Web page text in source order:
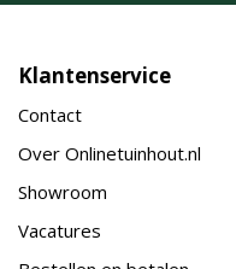
Klantenservice
Contact
Over Onlinetuinhout.nl
Showroom
Vacatures